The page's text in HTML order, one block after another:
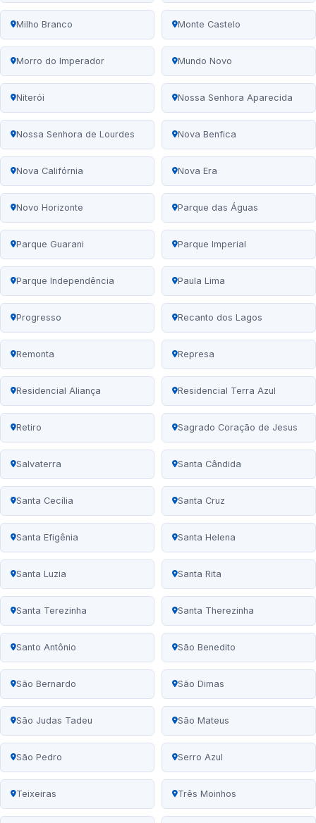
Milho Branco Monte Castelo
Morro do Imperador Mundo Novo
Niterói Nossa Senhora Aparecida
Nossa Senhora de Lourdes Nova Benfica
Nova Califórnia Nova Era
Novo Horizonte Parque das Águas
Parque Guarani Parque Imperial
Parque Independência Paula Lima
Progresso Recanto dos Lagos
Remonta Represa
Residencial Aliança Residencial Terra Azul
Retiro Sagrado Coração de Jesus
Salvaterra Santa Cândida
Santa Cecília Santa Cruz
Santa Efigênia Santa Helena
Santa Luzia Santa Rita
Santa Terezinha Santa Therezinha
Santo Antônio São Benedito
São Bernardo São Dimas
São Judas Tadeu São Mateus
São Pedro Serro Azul
Teixeiras Três Moinhos